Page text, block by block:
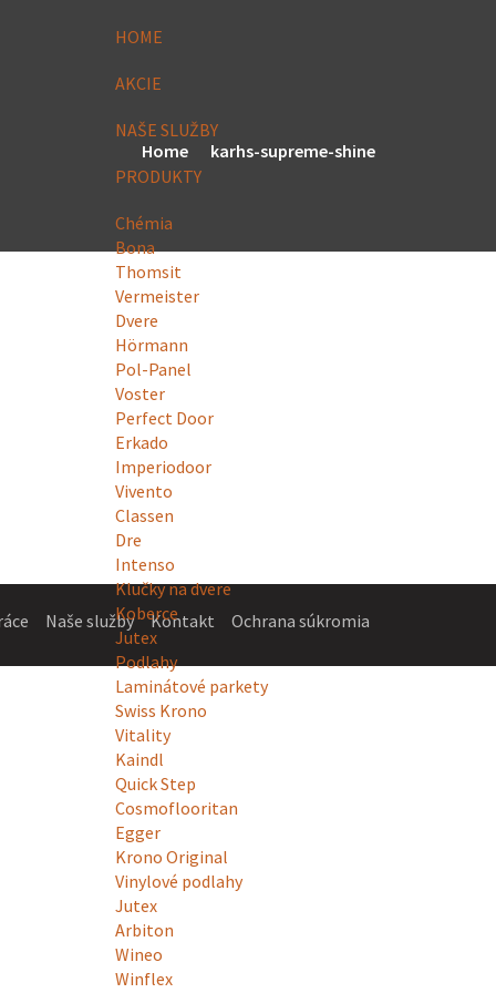
HOME
AKCIE
NAŠE SLUŽBY
PRODUKTY
Chémia
Bona
Thomsit
Vermeister
Dvere
Hörmann
Pol-Panel
Voster
Perfect Door
Erkado
Imperiodoor
Vivento
Classen
Dre
Intenso
Klučky na dvere
Koberce
Jutex
Podlahy
Laminátové parkety
Swiss Krono
Vitality
Kaindl
Quick Step
Cosmoflooritan
Egger
Krono Original
Vinylové podlahy
Jutex
Arbiton
Wineo
Winflex
Home karhs-supreme-shine
Naše služby Kontakt Ochrana súkromia